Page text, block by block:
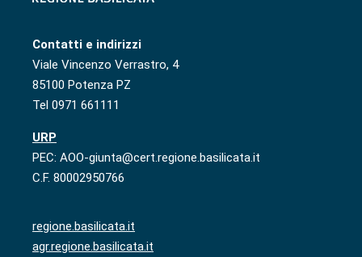
Contatti e indirizzi
Viale Vincenzo Verrastro, 4
85100 Potenza PZ
Tel 0971 661111
URP
PEC: AOO-giunta@cert.regione.basilicata.it
C.F. 80002950766
regione.basilicata.it
agr.regione.basilicata.it